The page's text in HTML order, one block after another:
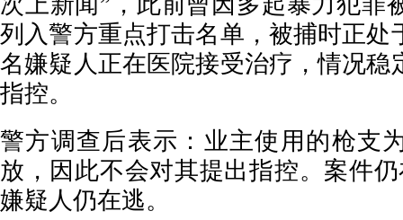
列入警方重点打击名单，被捕时正处
名嫌疑人正在医院接受治疗，情况稳
指控。
警方调查后表示：业主使用的枪支
放，因此不会对其提出指控。案件
嫌疑人仍在逃。